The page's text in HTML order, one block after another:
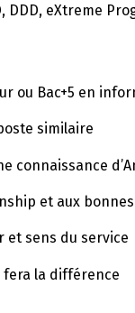
DDD, eXtreme
ou Bac+5 en
similaire
connaissance
et aux
et sens du service
fera la différence